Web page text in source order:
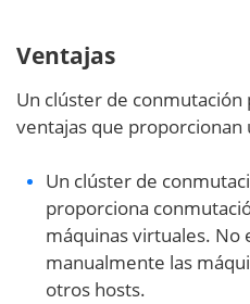
Ventajas
Un clúster de
ventajas que
Un clúster de
proporciona
máquinas virtuales. No
manualmente las
otros hosts.